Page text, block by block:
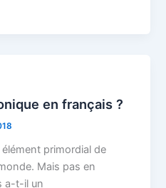
en français ?
élément primordial de
Mais pas en
a-t-il un